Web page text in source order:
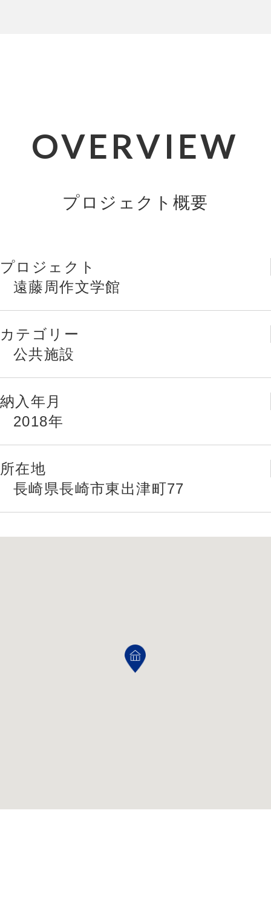
OVERVIEW
プロジェクト概要
プロジェクト
遠藤周作文学館
カテゴリー
公共施設
納入年月
2018年
所在地
長崎県長崎市東出津町77